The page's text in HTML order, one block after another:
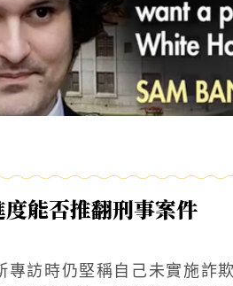
能否推翻刑事案件
專訪時仍堅稱自己未實施詐